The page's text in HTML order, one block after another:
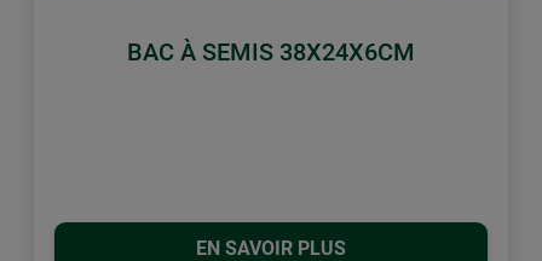
BAC À SEMIS 38X24X6CM
EN SAVOIR PLUS